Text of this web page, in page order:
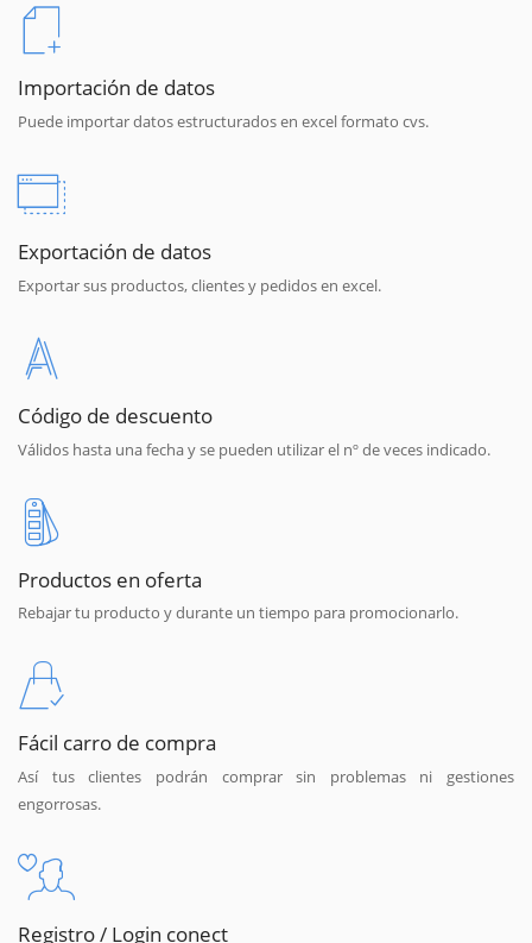
Importación de datos
Puede importar datos estructurados en excel formato cvs.
Exportación de datos
Exportar sus productos, clientes y pedidos en excel.
Código de descuento
Válidos hasta una fecha y se pueden utilizar el nº de veces indicado.
Productos en oferta
Rebajar tu producto y durante un tiempo para promocionarlo.
Fácil carro de compra
Así tus clientes podrán comprar sin problemas ni gestiones
engorrosas.
Registro / Login conect